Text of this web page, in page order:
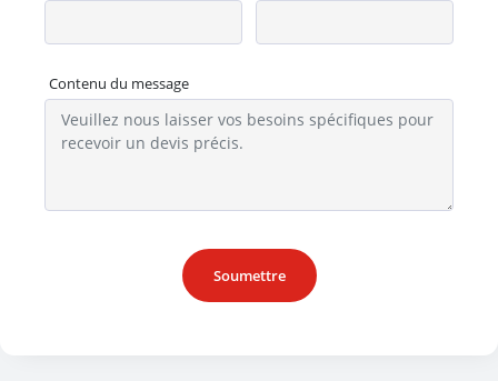
Contenu du message
Soumettre